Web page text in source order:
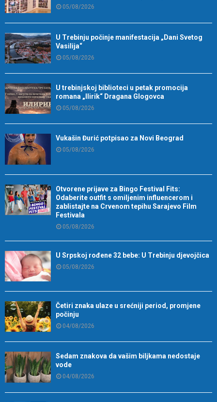
05/08/2026
U Trebinju počinje manifestacija „Dani Svetog
Vasilija“
05/08/2026
U trebinjskoj biblioteci u petak promocija
romana „Ilirik“ Dragana Glogovca
05/08/2026
Vukašin Đurić potpisao za Novi Beograd
05/08/2026
Otvorene prijave za Bingo Festival Fits:
Odaberite outfit s omiljenim influencerom i
zablistajte na Crvenom tepihu Sarajevo Film
Festivala
05/08/2026
U Srpskoj rođene 32 bebe: U Trebinju djevojčica
05/08/2026
Četiri znaka ulaze u srećniji period, promjene
počinju
04/08/2026
Sedam znakova da vašim biljkama nedostaje
vode
04/08/2026